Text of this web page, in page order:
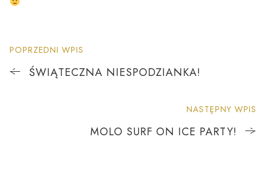
POPRZEDNI WPIS
ŚWIĄTECZNA NIESPODZIANKA!
NASTĘPNY WPIS
MOLO SURF ON ICE PARTY!